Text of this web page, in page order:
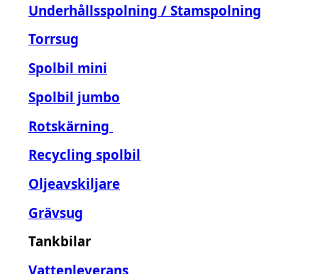
Underhållsspolning / Stamspolning
Torrsug
Spolbil mini
Spolbil jumbo
Rotskärning
Recycling spolbil
Oljeavskiljare
Grävsug
Tankbilar
Vattenleverans